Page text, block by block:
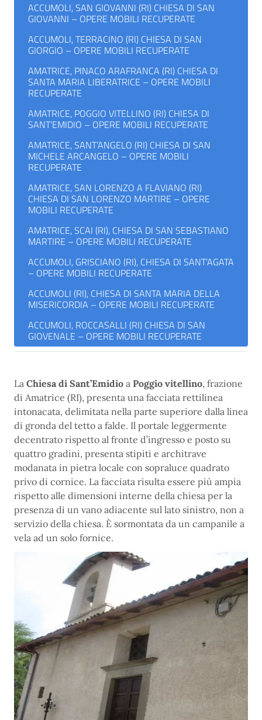
ACCUMOLI, SAN GIOVANNI (RI) CHIESA DI SAN
GIOVANNI – OPERE MOBILI RECUPERATE
ACCUMOLI, TERRACINO (RI) CHIESA DI SAN
GIORGIO – OPERE MOBILI RECUPERATE
AMATRICE, PINACO ARAFRANCA (RI) CHIESA DI
SANTA MARIA LIBERATRICE – OPERE MOBILI
RECUPERATE
AMATRICE, POGGIO VITELLINO (RI) CHIESA DI
SANT’EMIDIO – OPERE MOBILI RECUPERATE
AMATRICE, SANT’ANGELO (RI) CHIESA DI SAN
MICHELE ARCANGELO – OPERE MOBILI
RECUPERATE
AMATRICE, SAN LORENZO A FLAVIANO (RI)
CHIESA DI SAN LORENZO MARTIRE – OPERE
MOBILI RECUPERATE
AMATRICE, SCAI (RI), CHIESA DI SAN SEBASTIANO
MARTIRE – OPERE MOBILI RECUPERATE
ACCUMOLI, GRISCIANO (RI), CHIESA DI SANT’AGATA
– OPERE MOBILI RECUPERATE
ACCUMOLI (RI), CHIESA DI SANTA MARIA DELLA
MISERICORDIA – OPERE MOBILI RECUPERATE
ACCUMOLI, ROCCASALLI (RI) CHIESA DI SAN
GIOVENALE – OPERE MOBILI RECUPERATE
La Chiesa di Sant’Emidio a Poggio vitellino, frazione
di Amatrice (RI), presenta una facciata rettilinea
intonacata, delimitata nella parte superiore dalla linea
di gronda del tetto a falde. Il portale leggermente
decentrato rispetto al fronte d’ingresso e posto su
quattro gradini, presenta stipiti e architrave
modanata in pietra locale con sopraluce quadrato
privo di cornice. La facciata risulta essere più ampia
rispetto alle dimensioni interne della chiesa per la
presenza di un vano adiacente sul lato sinistro, non a
servizio della chiesa. È sormontata da un campanile a
vela ad un solo fornice.